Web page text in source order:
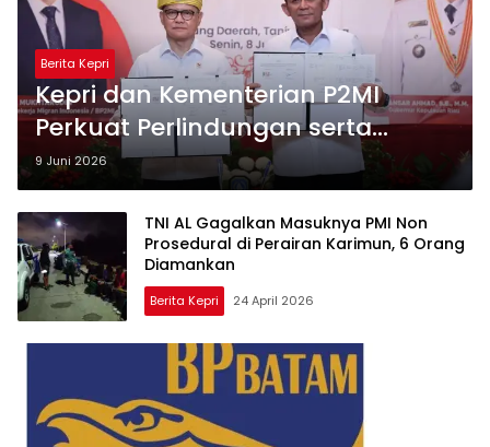
Berita Kepri
Kepri dan Kementerian P2MI
Perkuat Perlindungan serta
Kompetensi Pekerja Migran
9 Juni 2026
TNI AL Gagalkan Masuknya PMI Non
Prosedural di Perairan Karimun, 6 Orang
Diamankan
Berita Kepri 24 April 2026